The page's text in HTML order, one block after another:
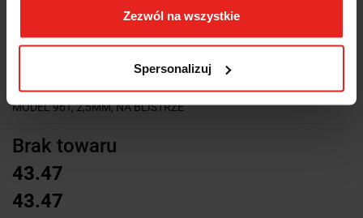
Zezwól na wszystkie
Spersonalizuj
KLUCZ TRZPIENIOWY KĄTOWY SZEŚCIOKĄTNY Z RĘKOJEŚCIĄ,
MODEL 96T, 2,5MM, NA BLISTRZE
Brak towaru
43.47
43.47